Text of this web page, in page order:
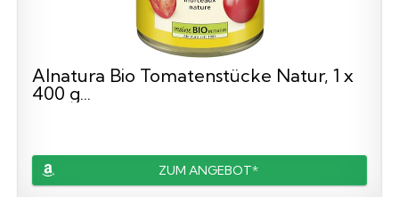
Alnatura Bio Tomatenstücke Natur, 1 x
400 g...
ZUM ANGEBOT*